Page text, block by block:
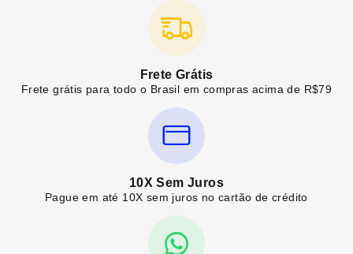
Frete Grátis
Frete grátis para todo o Brasil em compras acima de R$79
10X Sem Juros
Pague em até 10X sem juros no cartão de crédito